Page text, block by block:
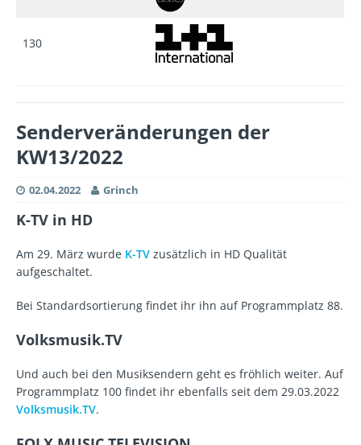
130
Senderveränderungen der
KW13/2022
02.04.2022 Grinch
K-TV in HD
Am 29. März wurde K-TV zusätzlich in HD Qualität
aufgeschaltet.
Bei Standardsortierung findet ihr ihn auf Programmplatz 88.
Volksmusik.TV
Und auch bei den Musiksendern geht es fröhlich weiter. Auf
Programmplatz 100 findet ihr ebenfalls seit dem 29.03.2022
Volksmusik.TV.